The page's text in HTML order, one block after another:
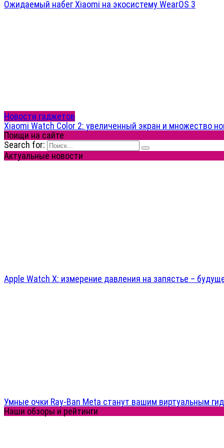
Ожидаемый набег Xiaomi на экосистему WearOS 3
Новости гаджетов
Xiaomi Watch Color 2: увеличенный экран и множество
Поищи на сайте
Search for:
Актуальные новости
Apple Watch X: измерение давления на запястье –
Умные очки Ray-Ban Meta станут вашим виртуальным
Наши обзоры и рейтинги